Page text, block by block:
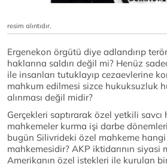
resim alıntıdır.
Ergenekon örgütü diye adlandırıp
haklarına saldırı değil mi? Henüz
ile insanları tutuklayıp cezaevlerine
mahkum edilmesi sizce hukuksuzluk
alınması değil midir?
Gerçekleri saptırarak özel yetkili
mahkemeler kurma işi darbe
bugün Silivrideki özel mahkeme
mahkemesidir? AKP iktidarının siyasi
Amerikanın özel istekleri ile kurulan